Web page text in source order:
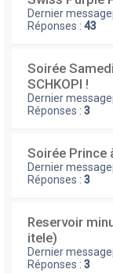
Dernier
Réponses : 43
Soirée
SCHKOPI !
Dernier
Réponses : 3
Soirée Prince
Dernier
Réponses : 3
Reservoir
itele)
Dernier
Réponses : 3